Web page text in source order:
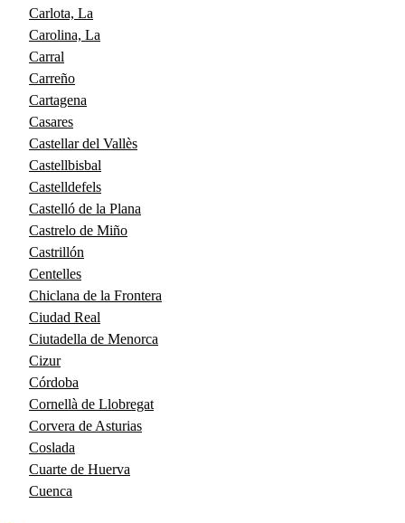
Carlota, La
Carolina, La
Carral
Carreño
Cartagena
Casares
Castellar del Vallès
Castellbisbal
Castelldefels
Castelló de la Plana
Castrelo de Miño
Castrillón
Centelles
Chiclana de la Frontera
Ciudad Real
Ciutadella de Menorca
Cizur
Córdoba
Cornellà de Llobregat
Corvera de Asturias
Coslada
Cuarte de Huerva
Cuenca